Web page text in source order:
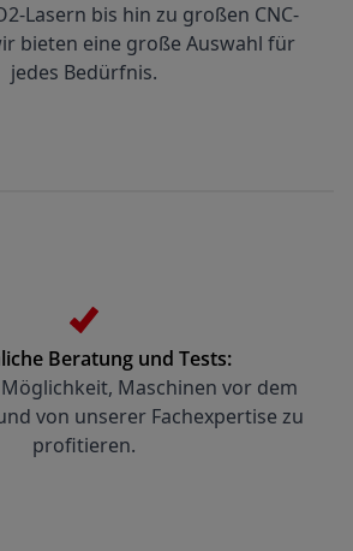
Lasern bis hin zu großen CNC-
bieten eine große Auswahl für
jedes Bedürfnis.
Beratung und Tests:
Maschinen vor dem
von unserer Fachexpertise zu
profitieren.